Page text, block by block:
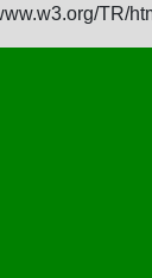
TR/